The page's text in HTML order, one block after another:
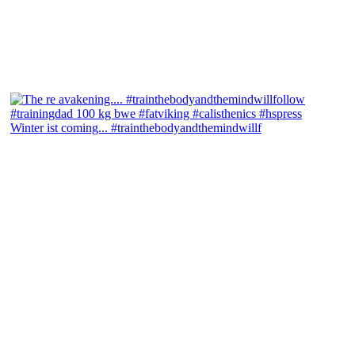
Winter ist coming... #trainthebodyandthemindwillf